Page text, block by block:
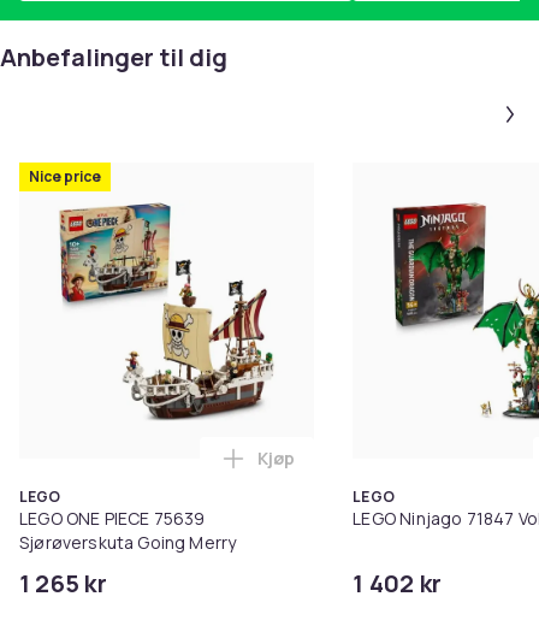
Anbefalinger til dig
Nice price
LEGO
LEGO ONE PIECE 75639
Sjørøverskuta Going Merry
1 265 kr
Legg LEGO ONE PIECE 75639
Kjøp
LEGO
LEGO Ninjago 71847
1 402 kr